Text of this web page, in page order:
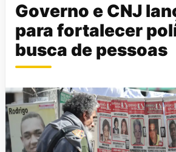
Governo e CNJ
para fortalecer
busca de pessoas